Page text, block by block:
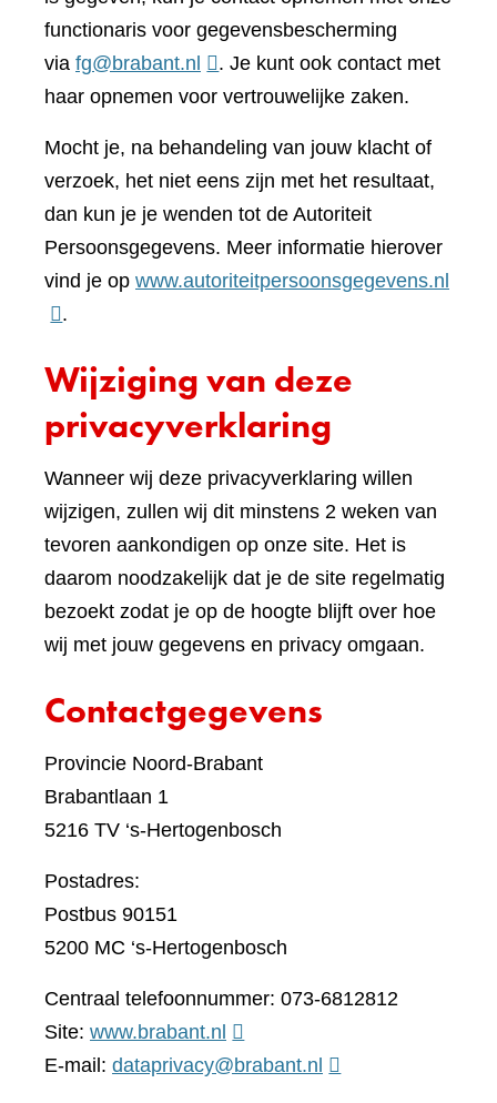
functionaris voor gegevensbescherming
via fg@brabant.nl
. Je kunt ook contact met
haar opnemen voor vertrouwelijke zaken.
Mocht je, na behandeling van jouw klacht of
verzoek, het niet eens zijn met het resultaat,
dan kun je je wenden tot de Autoriteit
Persoonsgegevens. Meer informatie hierover
vind je op www.autoriteitpersoonsgegevens.nl
.
Wijziging van deze
privacyverklaring
Wanneer wij deze privacyverklaring willen
wijzigen, zullen wij dit minstens 2 weken van
tevoren aankondigen op onze site. Het is
daarom noodzakelijk dat je de site regelmatig
bezoekt zodat je op de hoogte blijft over hoe
wij met jouw gegevens en privacy omgaan.
Contactgegevens
Provincie Noord-Brabant
Brabantlaan 1
5216 TV ‘s-Hertogenbosch
Postadres:
Postbus 90151
5200 MC ‘s-Hertogenbosch
Centraal telefoonnummer: 073-6812812
Site: www.brabant.nl (verwijst
naar
E-mail: dataprivacy@brabant.nl